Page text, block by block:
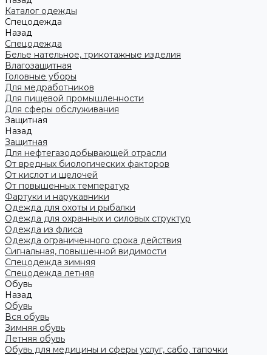
Каталог одежды
Спецодежда
Назад
Спецодежда
Белье нательное, трикотажные изделия
Влагозащитная
Головные уборы
Для медработников
Для пищевой промышленности
Для сферы обслуживания
Защитная
Назад
Защитная
Для нефтегазодобывающей отрасли
От вредных биологических факторов
От кислот и щелочей
От повышенных температур
Фартуки и нарукавники
Одежда для охоты и рыбалки
Одежда для охранных и силовых структур
Одежда из флиса
Одежда ограниченного срока действия
Сигнальная, повышенной видимости
Спецодежда зимняя
Спецодежда летняя
Обувь
Назад
Обувь
Вся обувь
Зимняя обувь
Летняя обувь
Обувь для медицины и сферы услуг, сабо, тапочки